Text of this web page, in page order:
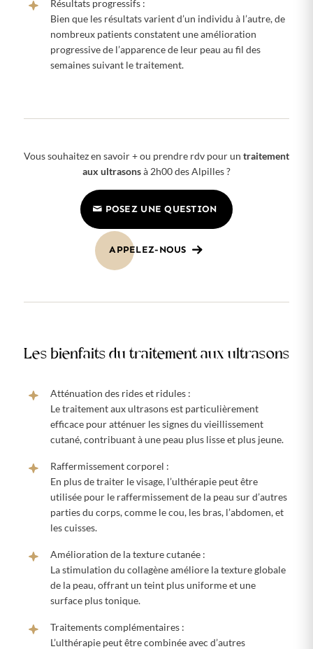
Résultats progressifs :
Bien que les résultats varient d’un individu à l’autre, de
nombreux patients constatent une amélioration
progressive de l’apparence de leur peau au fil des
semaines suivant le traitement.
Vous souhaitez en savoir + ou prendre rdv pour un traitement
aux ultrasonsà 2h00 des Alpilles ?
POSEZ UNE QUESTION
APPELEZ-NOUS
Les bienfaits du traitement aux ultrasons
Atténuation des rides et ridules :
Le traitement aux ultrasons est particulièrement
efficace pour atténuer les signes du vieillissement
cutané, contribuant à une peau plus lisse et plus jeune.
Raffermissement corporel :
En plus de traiter le visage, l’ulthérapie peut être
utilisée pour le raffermissement de la peau sur d’autres
parties du corps, comme le cou, les bras, l’abdomen, et
les cuisses.
Amélioration de la texture cutanée :
La stimulation du collagène améliore la texture globale
de la peau, offrant un teint plus uniforme et une
surface plus tonique.
Traitements complémentaires :
L’ulthérapie peut être combinée avec d’autres